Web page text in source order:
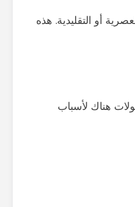
أو التقليدية. هذه
هناك لأسباب